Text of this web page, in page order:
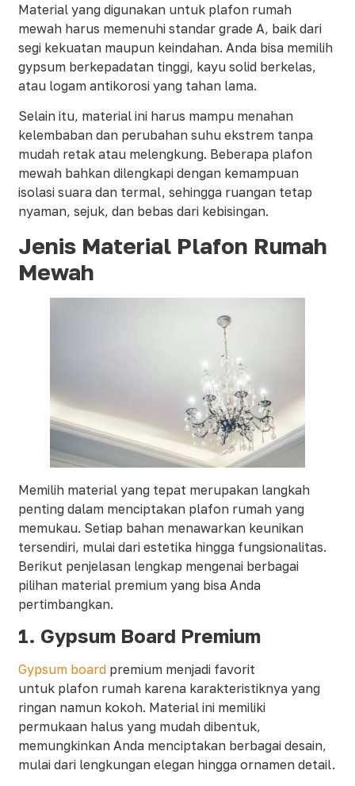
Material yang digunakan untuk plafon rumah
mewah harus memenuhi standar grade A, baik dari
segi kekuatan maupun keindahan. Anda bisa memilih
gypsum berkepadatan tinggi, kayu solid berkelas,
atau logam antikorosi yang tahan lama.
Selain itu, material ini harus mampu menahan
kelembaban dan perubahan suhu ekstrem tanpa
mudah retak atau melengkung. Beberapa plafon
mewah bahkan dilengkapi dengan kemampuan
isolasi suara dan termal, sehingga ruangan tetap
nyaman, sejuk, dan bebas dari kebisingan.
Jenis Material Plafon Rumah
Mewah
Memilih material yang tepat merupakan langkah
penting dalam menciptakan plafon rumah yang
memukau. Setiap bahan menawarkan keunikan
tersendiri, mulai dari estetika hingga fungsionalitas.
Berikut penjelasan lengkap mengenai berbagai
pilihan material premium yang bisa Anda
pertimbangkan.
1. Gypsum Board Premium
Gypsum board premium menjadi favorit
untuk plafon rumah karena karakteristiknya yang
ringan namun kokoh. Material ini memiliki
permukaan halus yang mudah dibentuk,
memungkinkan Anda menciptakan berbagai desain,
mulai dari lengkungan elegan hingga ornamen detail.